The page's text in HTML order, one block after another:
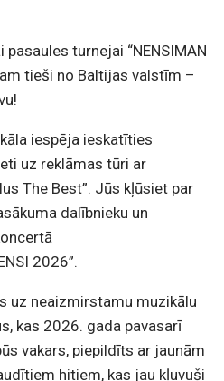
turnejai “NENSIMAN
tieši no Baltijas valstīm –
iespēja ieskatīties
uz reklāmas tūri ar
The Best”. Jūs kļūsiet par
dalībnieku un
2026”.
uz neaizmirstamu muzikālu
kas 2026. gada pavasarī
vakars, piepildīts ar jaunām
hitiem, kas jau kļuvuši